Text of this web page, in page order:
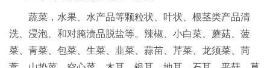
蔬菜，水果、水产品等颗粒状、叶状、根茎类产品清
洗、浸泡、和对腌渍品脱盐等。辣椒、小白菜、蘑菇、菠
菜、青菜、包菜、生菜、韭菜、蒜苗、芹菜、龙须菜、苘